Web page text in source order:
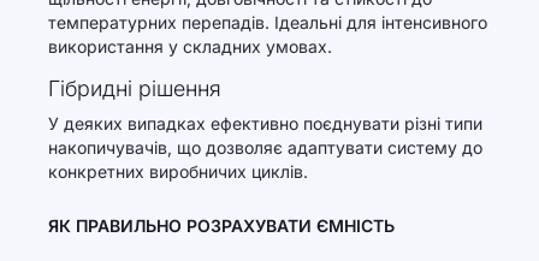
температурних перепадів. Ідеальні для інтенсивного
використання у складних умовах.
Гібридні рішення
У деяких випадках ефективно поєднувати різні типи
накопичувачів, що дозволяє адаптувати систему до
конкретних виробничих циклів.
ЯК ПРАВИЛЬНО РОЗРАХУВАТИ ЄМНІСТЬ